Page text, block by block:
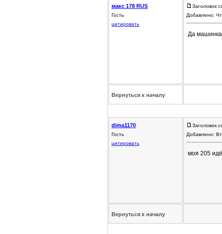
макс 178 RUS
Гость
цитировать
Заголовок
Добавлено:
Да машинка
Вернуться к началу
dima1170
Гость
цитировать
Заголовок
Добавлено:
моя 205
Вернуться к началу